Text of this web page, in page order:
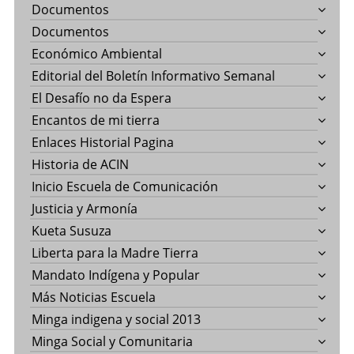
Documentos
Documentos
Económico Ambiental
Editorial del Boletín Informativo Semanal
El Desafío no da Espera
Encantos de mi tierra
Enlaces Historial Pagina
Historia de ACIN
Inicio Escuela de Comunicación
Justicia y Armonía
Kueta Susuza
Liberta para la Madre Tierra
Mandato Indígena y Popular
Más Noticias Escuela
Minga indigena y social 2013
Minga Social y Comunitaria